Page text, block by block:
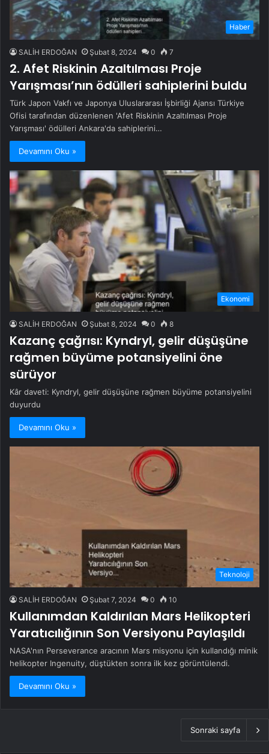
Haber
SALİH ERDOĞAN Şubat 8, 2024 0 7
2. Afet Riskinin Azaltılması Proje
Yarışması’nın ödülleri sahiplerini buldu
Türk Japon Vakfı ve Japonya Uluslararası İşbirliği Ajansı Türkiye
Ofisi tarafından düzenlenen 'Afet Riskinin Azaltılması Proje
Yarışması' ödülleri Ankara'da sahiplerini…
Devamını Oku »
Ekonomi
SALİH ERDOĞAN Şubat 8, 2024 0 8
Kazanç çağrısı: Kyndryl, gelir düşüşüne
rağmen büyüme potansiyelini öne
sürüyor
Kâr daveti: Kyndryl, gelir düşüşüne rağmen büyüme potansiyelini
duyurdu
Devamını Oku »
Teknoloji
SALİH ERDOĞAN Şubat 7, 2024 0 10
Kullanımdan Kaldırılan Mars Helikopteri
Yaratıcılığının Son Versiyonu Paylaşıldı
NASA'nın Perseverance aracının Mars misyonu için kullandığı minik
helikopter Ingenuity, düştükten sonra ilk kez görüntülendi.
Devamını Oku »
Sonraki sayfa